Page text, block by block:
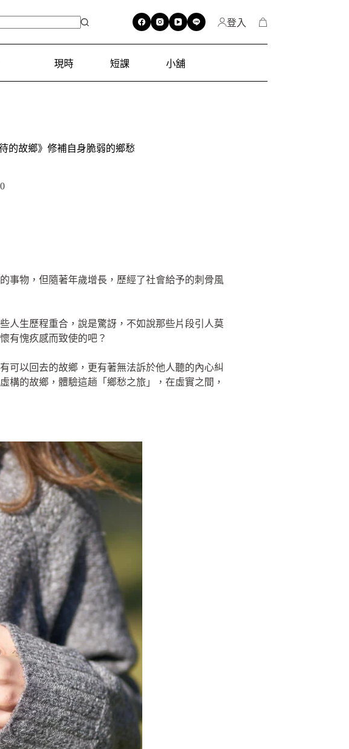
登入
現時 短課 小舖
的故鄉》修補自身脆弱的鄉愁
事物，但隨著年歲增長，歷經了社會給予的刺骨風
人生歷程重合，說是驚訝，不如說那些片段引人莫
有愧疚感而致使的吧？
可以回去的故鄉，更有著無法訴於他人聽的內心糾
構的故鄉，體驗這趟「鄉愁之旅」，在虛實之間，